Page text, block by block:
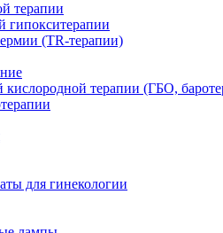
терапии
гипокситерапии
(TR-терапии)
кислородной терапии (ГБО,
для гинекологии